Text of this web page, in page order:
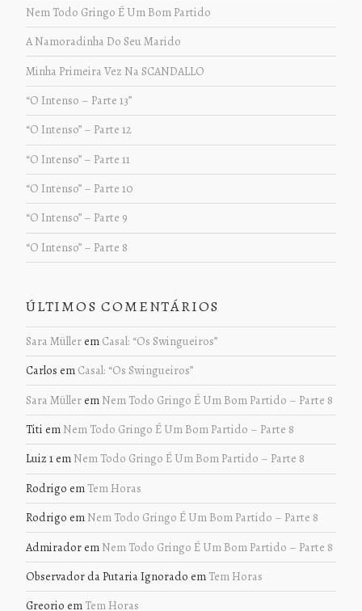
Nem Todo Gringo É Um Bom Partido
A Namoradinha Do Seu Marido
Minha Primeira Vez Na SCANDALLO
“O Intenso – Parte 13”
“O Intenso” – Parte 12
“O Intenso” – Parte 11
“O Intenso” – Parte 10
“O Intenso” – Parte 9
“O Intenso” – Parte 8
ÚLTIMOS COMENTÁRIOS
Sara Müllerem Casal: “Os Swingueiros”
Carlos em Casal: “Os Swingueiros”
Sara Müllerem Nem Todo Gringo É Um Bom Partido – Parte 8
Titi em Nem Todo Gringo É Um Bom Partido – Parte 8
Luiz 1em Nem Todo Gringo É Um Bom Partido – Parte 8
Rodrigo em Tem Horas
Rodrigo em Nem Todo Gringo É Um Bom Partido – Parte 8
Admiradorem Nem Todo Gringo É Um Bom Partido – Parte 8
Observador da Putaria Ignorado em Tem Horas
Greorio em Tem Horas